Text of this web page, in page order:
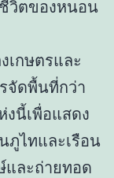
ชีวิตของหนอน
เกษตรและ
จัดพื้นที่กว่า
นี้เพื่อแสดง
ภูไทและเรือน
และถ่ายทอด